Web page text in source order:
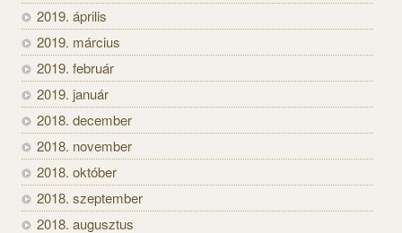
2019. április
2019. március
2019. február
2019. január
2018. december
2018. november
2018. október
2018. szeptember
2018. augusztus